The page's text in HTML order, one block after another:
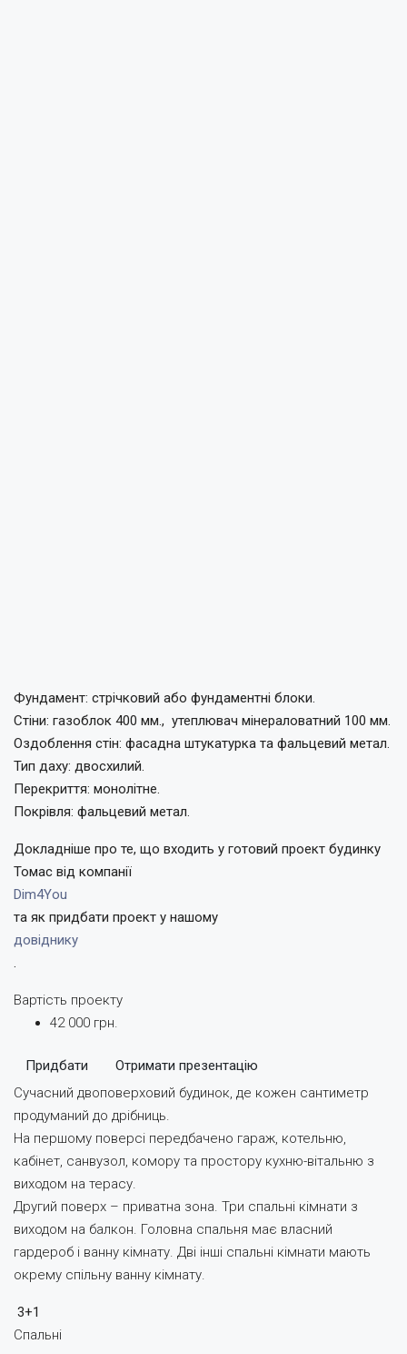
Фундамент: стрічковий або фундаментні блоки.
Стіни: газоблок 400 мм., утеплювач мінераловатний 100 мм.
Оздоблення стін: фасадна штукатурка та фальцевий метал.
Тип даху: двосхилий.
Перекриття: монолітне.
Покрівля: фальцевий метал.
Докладніше про те, що входить у готовий проект будинку
Томас від компанії
Dim4You
та як придбати проект у нашому
довіднику
.
Вартість проекту
42 000 грн.
Придбати
Отримати презентацію
Сучасний двоповерховий будинок, де кожен сантиметр
продуманий до дрібниць.
На першому поверсі передбачено гараж, котельню,
кабінет, санвузол, комору та простору кухню-вітальню з
виходом на терасу.
Другий поверх – приватна зона. Три спальні кімнати з
виходом на балкон. Головна спальня має власний
гардероб і ванну кімнату. Дві інші спальні кімнати мають
окрему спільну ванну кімнату.
3+1
Спальні